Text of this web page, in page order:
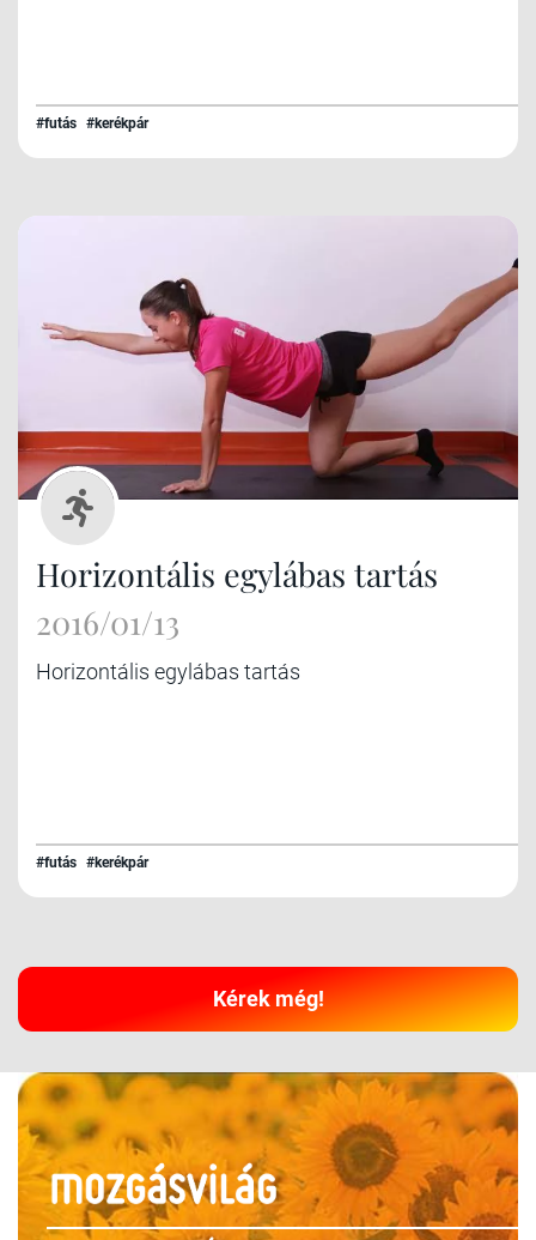
#futás #kerékpár
Horizontális egylábas tartás
2016/01/13
Horizontális egylábas tartás
#futás #kerékpár
Kérek még!